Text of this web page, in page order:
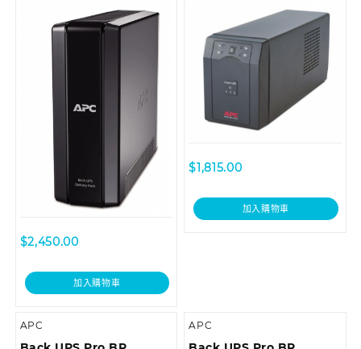
$2,450.00
加入購物車
$1,815.00
加入購物車
APC APC